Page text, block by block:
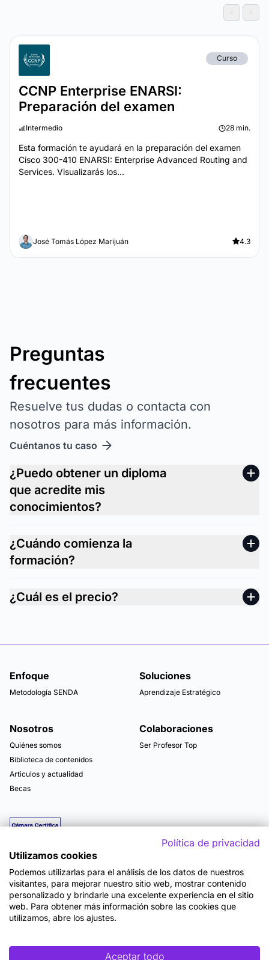
Curso
CCNP Enterprise ENARSI:
Preparación del examen
Intermedio 28 min.
Esta formación te ayudará en la preparación del examen
Cisco 300-410 ENARSI: Enterprise Advanced Routing and
Services. Visualizarás los...
José Tomás López Marijuán 4.3
Preguntas
frecuentes
Resuelve tus dudas o contacta con
nosotros para más información.
Cuéntanos tu caso
¿Puedo obtener un diploma
que acredite mis
conocimientos?
¿Cuándo comienza la
formación?
¿Cuál es el precio?
Enfoque
Metodología SENDA
Soluciones
Aprendizaje Estratégico
Nosotros
Quiénes somos
Biblioteca de contenidos
Articulos y actualidad
Becas
Colaboraciones
Ser Profesor Top
Mapa del sitio
Términos y Condiciones de Uso
Accesibilidad
Cookies
Política de privacidad
Utilizamos cookies
Podemos utilizarlas para el análisis de los datos de nuestros
visitantes, para mejorar nuestro sitio web, mostrar contenido
personalizado y brindarle una excelente experiencia en el sitio
web. Para obtener más información sobre las cookies que
utilizamos, abre los ajustes.
Aceptar todo